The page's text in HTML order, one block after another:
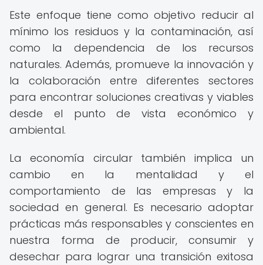
Este enfoque tiene como objetivo reducir al
mínimo los residuos y la contaminación, así
como la dependencia de los recursos
naturales. Además, promueve la innovación y
la colaboración entre diferentes sectores
para encontrar soluciones creativas y viables
desde el punto de vista económico y
ambiental.
La economía circular también implica un
cambio en la mentalidad y el
comportamiento de las empresas y la
sociedad en general. Es necesario adoptar
prácticas más responsables y conscientes en
nuestra forma de producir, consumir y
desechar para lograr una transición exitosa